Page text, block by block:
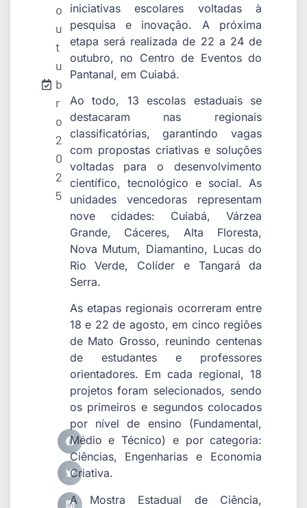
o
u
t
u
b
r
o
2
0
2
5
iniciativas escolares voltadas à
pesquisa e inovação. A próxima
etapa será realizada de 22 a 24 de
outubro, no Centro de Eventos do
Pantanal, em Cuiabá.
Ao todo, 13 escolas estaduais se
destacaram nas regionais
classificatórias, garantindo vagas
com propostas criativas e soluções
voltadas para o desenvolvimento
científico, tecnológico e social. As
unidades vencedoras representam
nove cidades: Cuiabá, Várzea
Grande, Cáceres, Alta Floresta,
Nova Mutum, Diamantino, Lucas do
Rio Verde, Colíder e Tangará da
Serra.
As etapas regionais ocorreram entre
18 e 22 de agosto, em cinco regiões
de Mato Grosso, reunindo centenas
de estudantes e professores
orientadores. Em cada regional, 18
projetos foram selecionados, sendo
os primeiros e segundos colocados
por nível de ensino (Fundamental,
Médio e Técnico) e por categoria:
Ciências, Engenharias e Economia
Criativa.
A Mostra Estadual de Ciência,